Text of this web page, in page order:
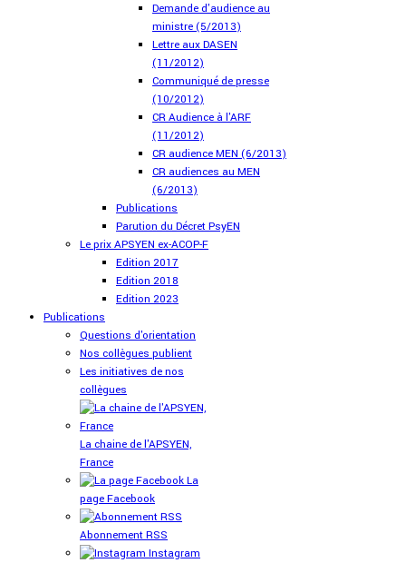
Demande d'audience au
ministre (5/2013)
Lettre aux DASEN
(11/2012)
Communiqué de presse
(10/2012)
CR Audience à l'ARF
(11/2012)
CR audience MEN (6/2013)
CR audiences au MEN
(6/2013)
Publications
Parution du Décret PsyEN
Le prix APSYEN ex-ACOP-F
Edition 2017
Edition 2018
Edition 2023
Publications
Questions d'orientation
Nos collègues publient
Les initiatives de nos
collègues
La chaine de l'APSYEN,
France
La
page Facebook
Abonnement RSS
Instagram